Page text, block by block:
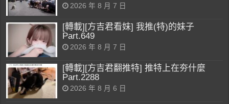
2026 年 8 月 7 日
[轉載][方吉君看妹] 我推(特)的妹子
Part.649
2026 年 8 月 7 日
[轉載][方吉君翻推特] 推特上在夯什麼
Part.2288
2026 年 8 月 6 日